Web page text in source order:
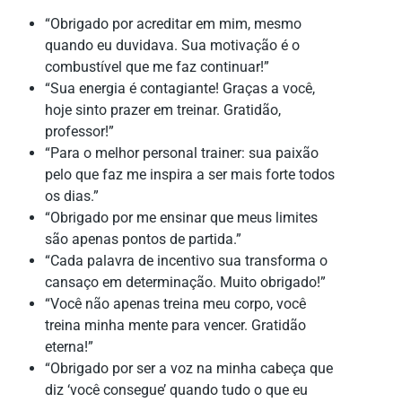
“Obrigado por acreditar em mim, mesmo
quando eu duvidava. Sua motivação é o
combustível que me faz continuar!”
“Sua energia é contagiante! Graças a você,
hoje sinto prazer em treinar. Gratidão,
professor!”
“Para o melhor personal trainer: sua paixão
pelo que faz me inspira a ser mais forte todos
os dias.”
“Obrigado por me ensinar que meus limites
são apenas pontos de partida.”
“Cada palavra de incentivo sua transforma o
cansaço em determinação. Muito obrigado!”
“Você não apenas treina meu corpo, você
treina minha mente para vencer. Gratidão
eterna!”
“Obrigado por ser a voz na minha cabeça que
diz ‘você consegue’ quando tudo o que eu